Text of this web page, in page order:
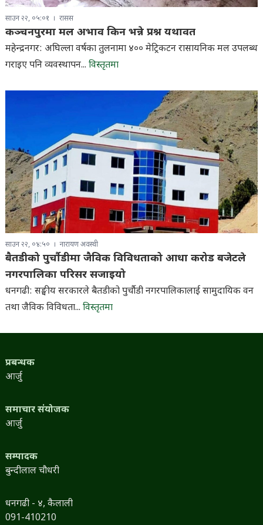
साउन २२, ०५:०१ रासस
कञ्चनपुरमा मल अभाव किन भन्ने प्रश्न यथावत
महेन्द्रनगर: अघिल्ला वर्षका तुलनामा ४०० मेट्रिकटन रासायनिक मल उपलब्ध
गराइए पनि व्यवस्थापन... विस्तृतमा
साउन २२, ०४:५० नारायण अवस्थी
बैतडीको पुर्चौडीमा जैविक विविधताको आधा करोड बजेटले
नगरपालिका परिसर सजाइयो
धनगढी: सङ्घीय सरकारले बैतडीको पुर्चौडी नगरपालिकालाई सामुदायिक वन
तथा जैविक विविधता... विस्तृतमा
प्रबन्धक
आर्जु
समाचार संयोजक
आर्जु
सम्पादक
बुन्दीलाल चौधरी
धनगढी - ४, कैलाली
091-410210